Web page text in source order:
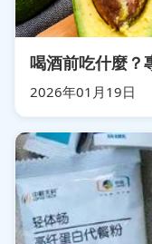
喝酒前吃什麼？
2026年01月19日